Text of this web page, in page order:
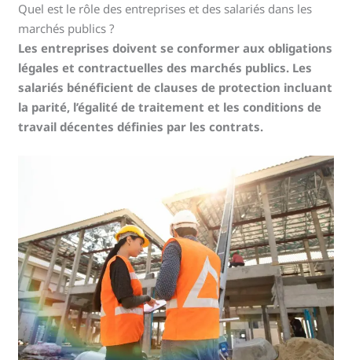
Quel est le rôle des entreprises et des salariés dans les
marchés publics ?
Les entreprises doivent se conformer aux obligations
légales et contractuelles des marchés publics. Les
salariés bénéficient de clauses de protection incluant
la parité, l’égalité de traitement et les conditions de
travail décentes définies par les contrats.